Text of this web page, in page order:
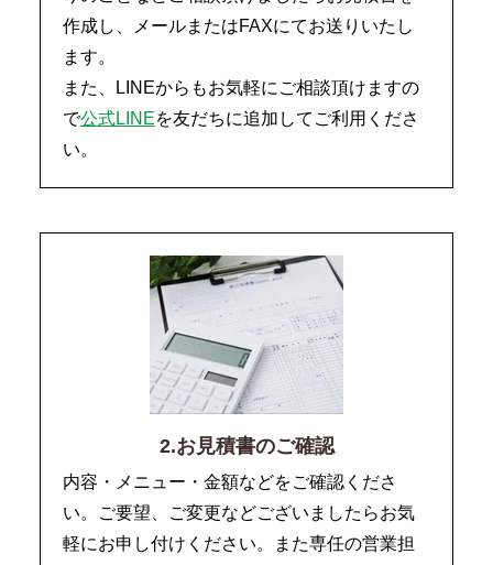
作成し、メールまたはFAXにてお送りいたし
ます。
また、LINEからもお気軽にご相談頂けますの
で公式LINEを友だちに追加してご利用くださ
い。
2.お見積書のご確認
内容・メニュー・金額などをご確認くださ
い。ご要望、ご変更などございましたらお気
軽にお申し付けください。また専任の営業担